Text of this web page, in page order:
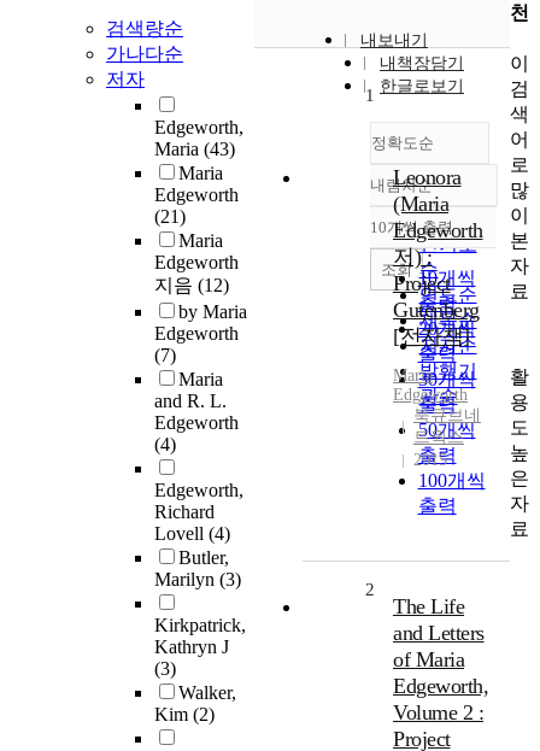
검색량순
가나다순
저자
Edgeworth,
Maria (43)
Maria
Edgeworth
(21)
Maria
Edgeworth
지음 (12)
by Maria
Edgeworth
(7)
Maria
and R. L.
Edgeworth
(4)
Edgeworth,
Richard
Lovell (4)
Butler,
Marilyn (3)
Kirkpatrick,
Kathryn J
(3)
Walker,
Kim (2)
내보내기
내책장담기
한글로보기
정확도순
정확도
순
인기도
순
연도순
제목순
저자순
발행기
관순
내림차순
내림차순
10개씩 출력
10개씩
출력
20개씩
출력
30개씩
출력
50개씩
출력
100개씩
출력
조회
1
Leonora
(Maria
Edgeworth
저) :
Project
Gutenberg
[전자책]
Maria
Edgeworth
북큐브네
트웍스
2015
2
The Life
and Letters
of Maria
Edgeworth,
Volume 2 :
Project
천
이
검
색
어
로
많
이
본
자
료
활
용
도
높
은
자
료